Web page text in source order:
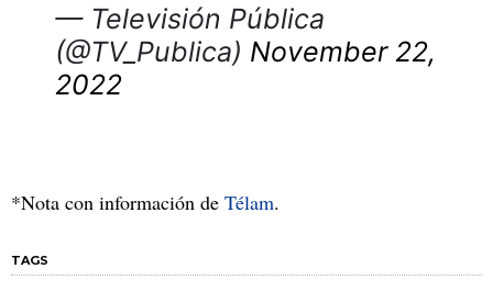
— Televisión Pública
(@TV_Publica) November 22,
2022
*Nota con información de Télam.
TAGS